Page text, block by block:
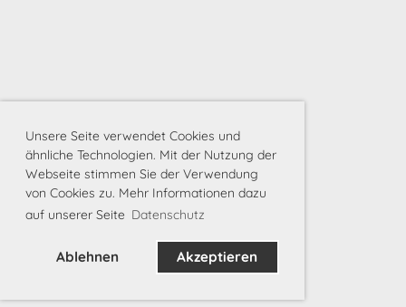
Unsere Seite verwendet Cookies und
ähnliche Technologien. Mit der Nutzung der
Webseite stimmen Sie der Verwendung
von Cookies zu. Mehr Informationen dazu
auf unserer Seite Datenschutz
Ablehnen Akzeptieren